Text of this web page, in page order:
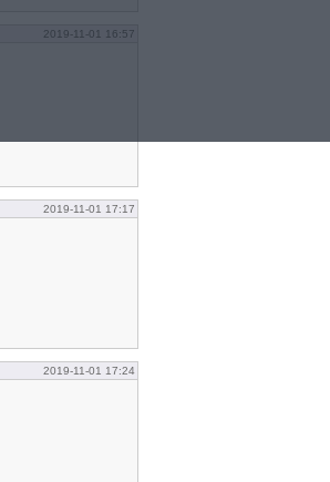
2019-11-01 16:57
2019-11-01 17:17
2019-11-01 17:24